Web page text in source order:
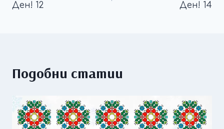
Ден! 12
Ден! 14
Подобни статии